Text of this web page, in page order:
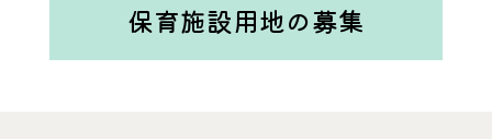
保育施設用地の募集